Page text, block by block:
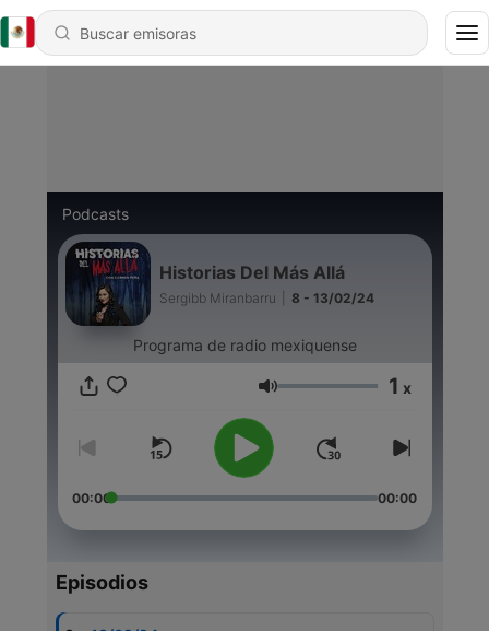
Podcasts
Historias Del Más Allá
Sergibb Miranbarru 8 - 13/02/24
Programa de radio mexiquense
Volumen 1 x
00:00 00:00
Episodios